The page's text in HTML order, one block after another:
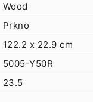
Wood
Prkno
122.2 x 22.9 cm
5005-Y50R
23.5